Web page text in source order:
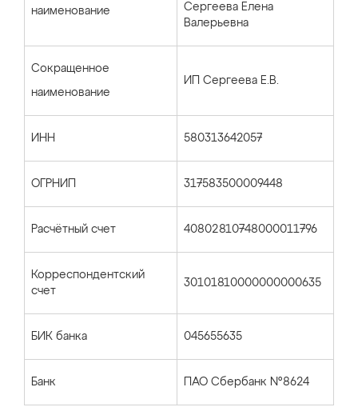
наименование
Сергеева Елена
Валерьевна
Сокращенное
наименование
ИП Сергеева Е.В.
ИНН 580313642057
ОГРНИП 317583500009448
Расчётный счет 40802810748000011796
Корреспондентский
счет
30101810000000000635
БИК банка 045655635
Банк ПАО Сбербанк №8624